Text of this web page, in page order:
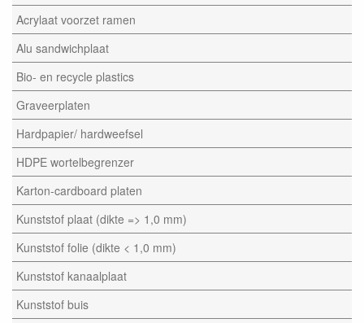
Acrylaat voorzet ramen
Alu sandwichplaat
Bio- en recycle plastics
Graveerplaten
Hardpapier/ hardweefsel
HDPE wortelbegrenzer
Karton-cardboard platen
Kunststof plaat (dikte => 1,0 mm)
Kunststof folie (dikte < 1,0 mm)
Kunststof kanaalplaat
Kunststof buis